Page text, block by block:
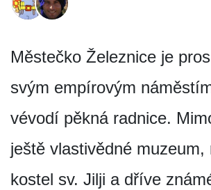
Městečko Železnice je
svým empírovým
vévodí pěkná radnice.
ještě vlastivědné muzeum,
kostel sv. Jilji a dříve